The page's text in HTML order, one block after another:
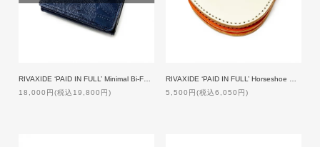
18,000円(税込19,800円)
5,500円(税込6,050円)